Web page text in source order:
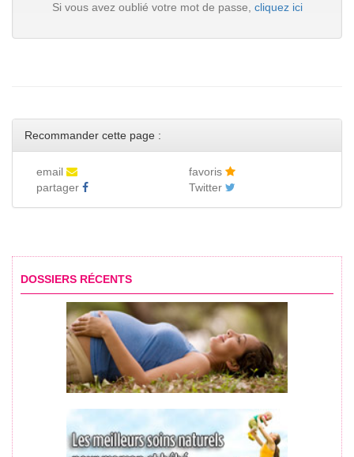
Si vous avez oublié votre mot de passe, cliquez ici
Recommander cette page :
email
favoris
partager
Twitter
DOSSIERS RÉCENTS